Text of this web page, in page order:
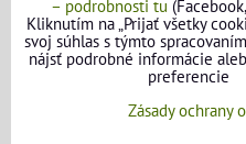
Názory našich zákazníkov
Mapa stránok
SLEDUJTE NÁS
– podrobnosti tu
Kliknutím na „Prijať všetky
svoj súhlas s týmto
nájsť podrobné informácie
preferencie
Zásady ochrany